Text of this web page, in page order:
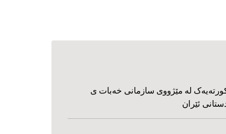
له مێژووی سازمانی خه‌بات ی
ئێران